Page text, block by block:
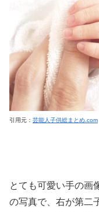
引用元： 芸能人子供総まとめ.com
とても可愛い手の画
の写真で、右が第二